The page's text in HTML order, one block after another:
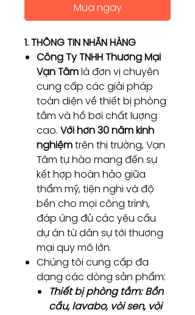
Mua ngay
1. THÔNG TIN NHÃN HÀNG
Công Ty TNHH Thương Mại
Vạn Tâmlà đơn vị chuyên
cung cấp các giải pháp
toàn diện về thiết bị phòng
tắm và hồ bơi chất lượng
cao. Với hơn 30 năm kinh
nghiệmtrên thị trường, Vạn
Tâm tự hào mang đến sự
kết hợp hoàn hảo giữa
thẩm mỹ, tiện nghi và độ
bền cho mọi công trình,
đáp ứng đủ các yêu cầu
dự án từ dân sự tới thương
mại quy mô lớn.
Chúng tôi cung cấp đa
dạng các dòng sản phẩm:
Thiết bị phòng tắm: Bồn
cầu, lavabo, vòi sen, vòi